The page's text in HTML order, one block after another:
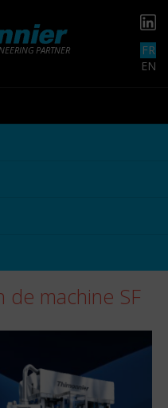
FR
EN
PARTNER
de machine SF